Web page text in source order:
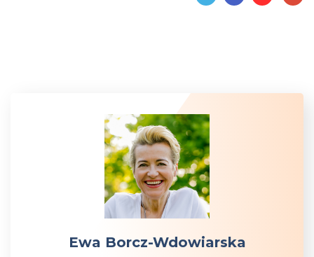
Ewa Borcz-Wdowiarska